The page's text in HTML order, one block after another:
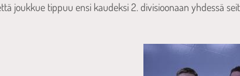
joukkue tippuu ensi kaudeksi 2. divisioonaan yhdessä